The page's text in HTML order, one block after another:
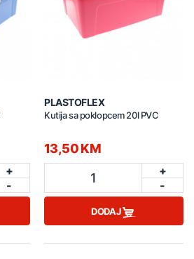
+
-
PLASTOFLEX
Kutija sa poklopcem 20l PVC
13,50 KM
1
+
-
DODAJ